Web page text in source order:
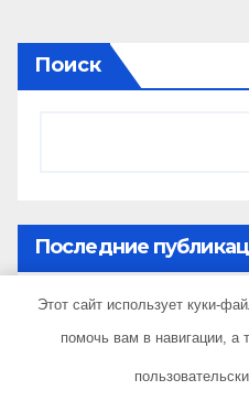
Поиск
Последние
Кредиты круглосуточно:
финансирование в
Как получить
Этот сайт использует куки-
помочь вам в навигации, а